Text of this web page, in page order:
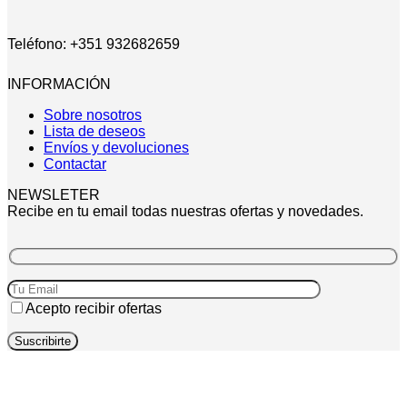
Teléfono: +351 932682659
INFORMACIÓN
Sobre nosotros
Lista de deseos
Envíos y devoluciones
Contactar
NEWSLETER
Recibe en tu email todas nuestras ofertas y novedades.
Acepto recibir ofertas